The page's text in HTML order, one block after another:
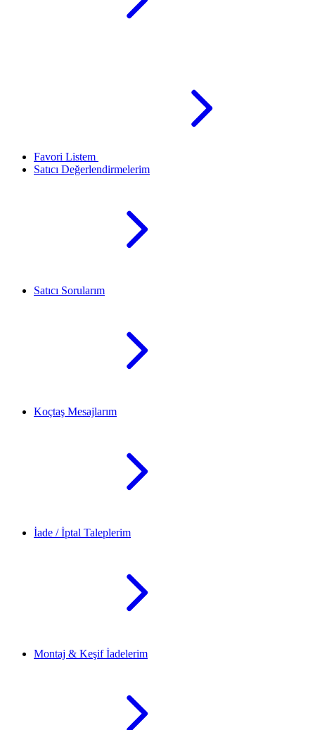
Favori Listem
Satıcı Değerlendirmelerim
Satıcı Sorularım
Koçtaş Mesajlarım
İade / İptal Taleplerim
Montaj & Keşif İadelerim